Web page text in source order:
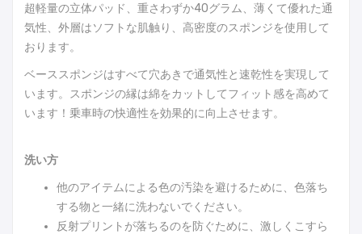
超軽量の立体パッド、重さわずか40グラム、薄くて優れた通
気性、外層はソフトな肌触り、高密度のスポンジを使用して
おります。
ベーススポンジはすべて穴あきで通気性と速乾性を実現して
います。スポンジの縁は綿をカットしてフィット感を高めて
います！乗車時の快適性を効果的に向上させます。
洗い方
他のアイテムによる色の汚染を避けるために、色落ち
する物と一緒に洗わないでください。
反射プリントが落ちるのを防ぐために、激しくこすら